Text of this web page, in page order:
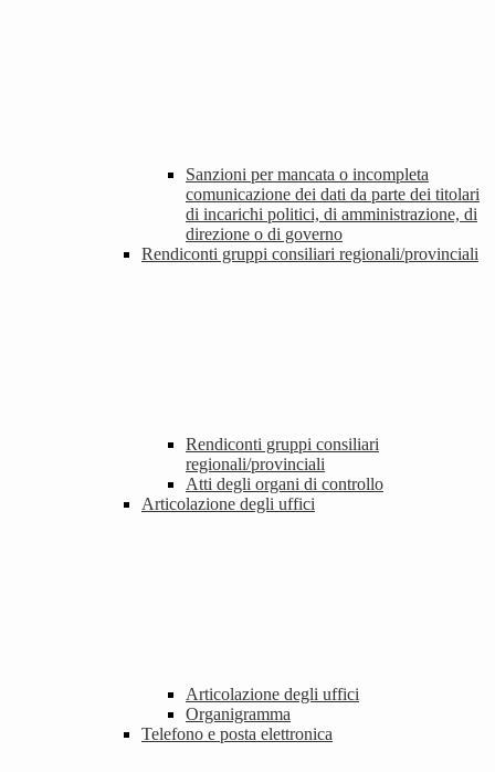
Sanzioni per mancata o incompleta
comunicazione dei dati da parte dei titolari
di incarichi politici, di amministrazione, di
direzione o di governo
Rendiconti gruppi consiliari regionali/provinciali
Rendiconti gruppi consiliari
regionali/provinciali
Atti degli organi di controllo
Articolazione degli uffici
Articolazione degli uffici
Organigramma
Telefono e posta elettronica